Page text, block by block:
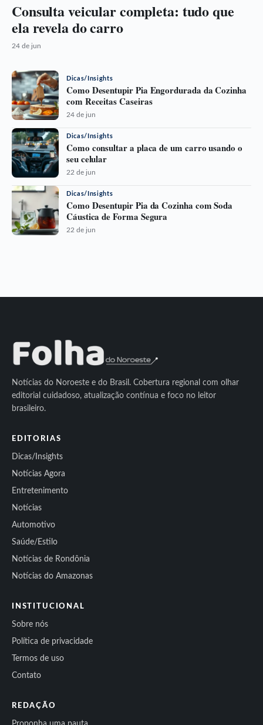
Consulta veicular completa: tudo que
ela revela do carro
24 de jun
Dicas/Insights
Como Desentupir Pia Engordurada da Cozinha
com Receitas Caseiras
24 de jun
Dicas/Insights
Como consultar a placa de um carro usando o
seu celular
22 de jun
Dicas/Insights
Como Desentupir Pia da Cozinha com Soda
Cáustica de Forma Segura
22 de jun
Notícias do Noroeste e do Brasil. Cobertura regional com olhar
editorial cuidadoso, atualização contínua e foco no leitor
brasileiro.
EDITORIAS
Dicas/Insights
Notícias Agora
Entretenimento
Notícias
Automotivo
Saúde/Estilo
Notícias de Rondônia
Notícias do Amazonas
INSTITUCIONAL
Sobre nós
Política de privacidade
Termos de uso
Contato
REDAÇÃO